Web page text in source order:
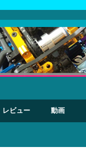
レビュー 動画